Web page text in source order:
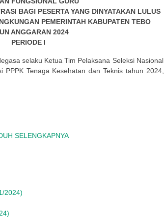
BAGI PESERTA YANG DINYATAKAN LULUS
PEMERINTAH KABUPATEN TEBO
ANGGARAN 2024
PERIODE I
selaku Ketua Tim Pelaksana Seleksi
PPPK Tenaga Kesehatan dan Teknis tahun
SELENGKAPNYA
2024)